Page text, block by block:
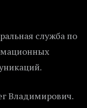
служба по
Владимирович.